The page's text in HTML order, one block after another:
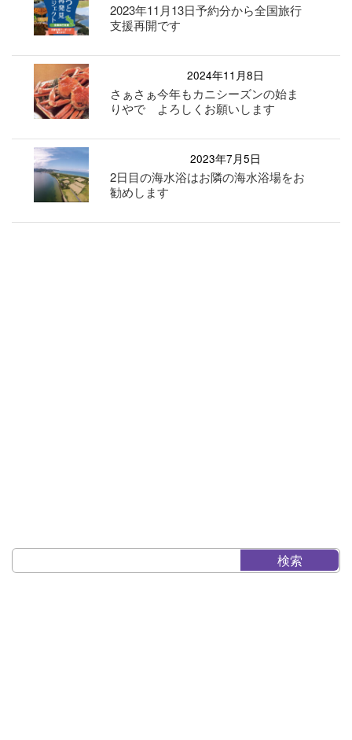
2023年11月13日予約分から全国旅行
支援再開です
2024年11月8日
さぁさぁ今年もカニシーズンの始ま
りやで よろしくお願いします
2023年7月5日
2日目の海水浴はお隣の海水浴場をお
勧めします